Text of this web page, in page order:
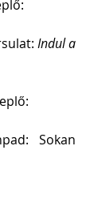
Indul a
Sokan